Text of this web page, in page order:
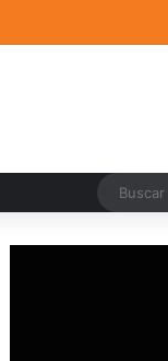
y consolidados